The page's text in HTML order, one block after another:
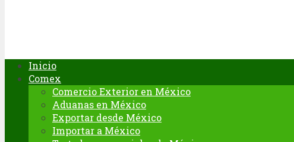
Inicio
Comex
Comercio Exterior en México
Aduanas en México
Exportar desde México
Importar a México